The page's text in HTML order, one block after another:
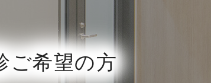
ご希望の方